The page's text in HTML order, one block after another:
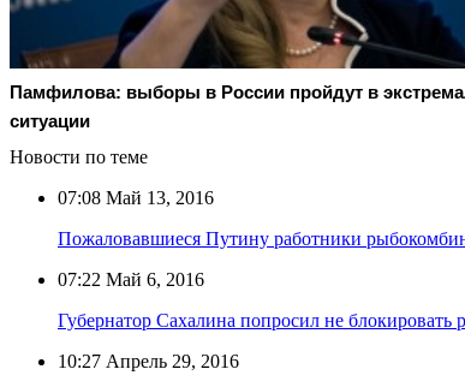
Памфилова: выборы в России пройдут в
ситуации
Новости по теме
07:08 Май 13, 2016
Пожаловавшиеся Путину работники
07:22 Май 6, 2016
Губернатор Сахалина попросил не блокировать
10:27 Апрель 29, 2016